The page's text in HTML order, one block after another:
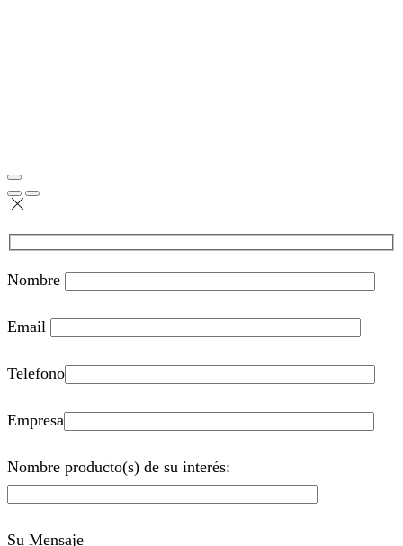
Nombre
Email
Telefono
Empresa
Nombre producto(s) de su interés:
Su Mensaje